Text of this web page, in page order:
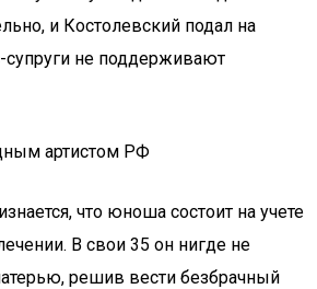
и Костолевский подал на
супруги не поддерживают
артистом РФ
что юноша состоит на учете
В свои 35 он нигде не
решив вести безбрачный